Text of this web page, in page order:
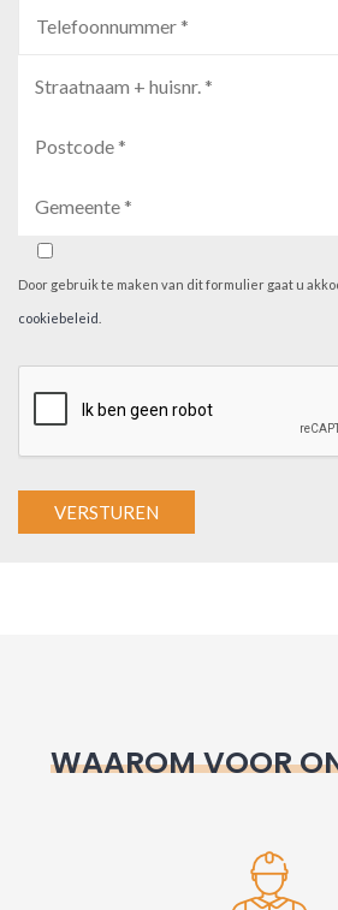
Door gebruik te maken van dit formulier gaat u
cookiebeleid
WAAROM VOOR